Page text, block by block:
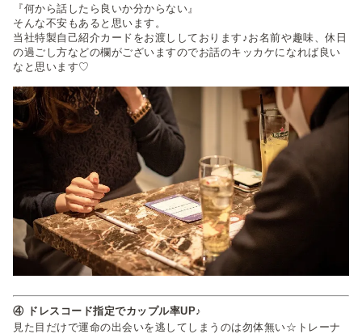
『何から話したら良いか分からない』
そんな不安もあると思います。
当社特製自己紹介カードをお渡ししております♪お名前や趣味、休日
の過ごし方などの欄がございますのでお話のキッカケになれば良い
なと思います♡
④ ドレスコード指定でカップル率UP♪
見た目だけで運命の出会いを逃してしまうのは勿体無い☆トレーナ